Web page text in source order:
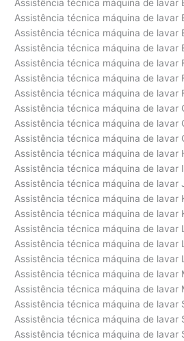
Assistência técnica máquina de lavar
Assistência técnica máquina de lavar
Assistência técnica máquina de lavar
Assistência técnica máquina de lavar
Assistência técnica máquina de lavar
Assistência técnica máquina de lavar
Assistência técnica máquina de lavar
Assistência técnica máquina de lavar
Assistência técnica máquina de lavar
Assistência técnica máquina de lavar
Assistência técnica máquina de lavar
Assistência técnica máquina de lavar
Assistência técnica máquina de lavar
Assistência técnica máquina de lavar
Assistência técnica máquina de lavar
Assistência técnica máquina de lavar
Assistência técnica máquina de lavar
Assistência técnica máquina de lavar
Assistência técnica máquina de lavar
Assistência técnica máquina de lavar
Assistência técnica máquina de lavar
Assistência técnica máquina de lavar
Assistência técnica máquina de lavar